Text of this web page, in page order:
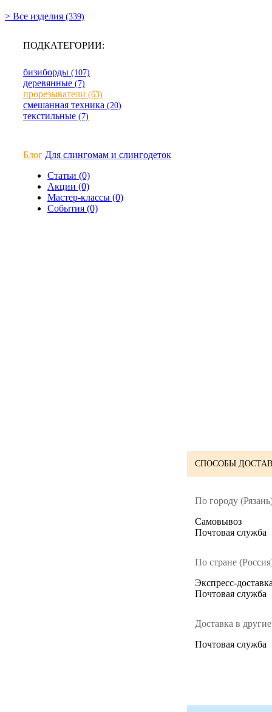
> Все изделия (339)
ПОДКАТЕГОРИИ:
бизиборды (107)
деревянные (7)
прорезыватели (63)
смешанная техника (20)
текстильные (7)
Блог Для слингомам и слингодеток
Статьи (0)
Акции (0)
Мастер-классы (0)
События (0)
СПОСОБЫ
По городу
Cамовывоз
Почтовая служба
По стране
Экспресс-
Почтовая служба
Доставка в
Почтовая служба